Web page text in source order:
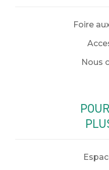
Foire
Nous